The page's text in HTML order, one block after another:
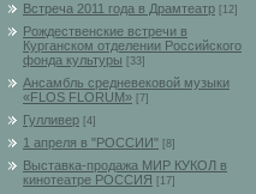
Встреча 2011 года в Драмтеатр [12]
Рождественские встречи в
Курганском отделении Российского
фонда культуры
[33]
Ансамбль средневековой музыки
«FLOS FLORUM» [7]
Гулливер [4]
1 апреля в "РОССИИ" [8]
Выставка-продажа МИР КУКОЛ в
кинотеатре РОССИЯ
[17]